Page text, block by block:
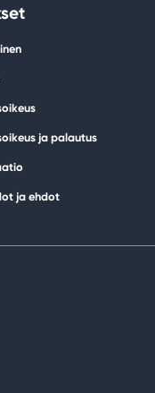
ja palautus
ja ehdot